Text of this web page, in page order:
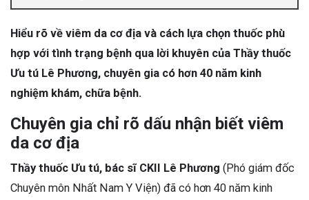
Hiểu rõ về viêm da cơ địa và cách lựa chọn thuốc phù
hợp với tình trạng bệnh qua lời khuyên của Thầy thuốc
Ưu tú Lê Phương, chuyên gia có hơn 40 năm kinh
nghiệm khám, chữa bệnh.
Chuyên gia chỉ rõ dấu nhận biết viêm
da cơ địa
Thầy thuốc Ưu tú, bác sĩ CKII Lê Phương (Phó giám đốc
Chuyên môn Nhất Nam Y Viện) đã có hơn 40 năm kinh